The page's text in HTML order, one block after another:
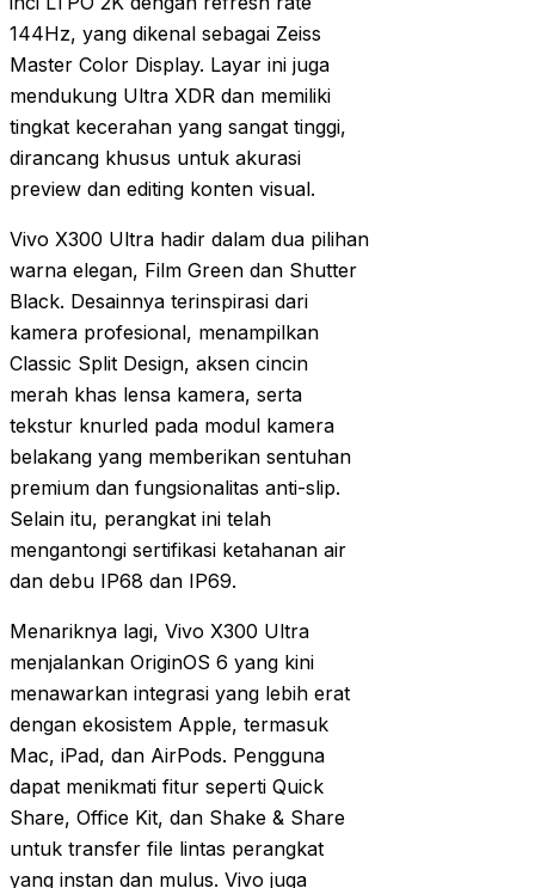
144Hz, yang dikenal sebagai Zeiss
Master Color Display. Layar ini juga
mendukung Ultra XDR dan memiliki
tingkat kecerahan yang sangat tinggi,
dirancang khusus untuk akurasi
preview dan editing konten visual.
Vivo X300 Ultra hadir dalam dua pilihan
warna elegan, Film Green dan Shutter
Black. Desainnya terinspirasi dari
kamera profesional, menampilkan
Classic Split Design, aksen cincin
merah khas lensa kamera, serta
tekstur knurled pada modul kamera
belakang yang memberikan sentuhan
premium dan fungsionalitas anti-slip.
Selain itu, perangkat ini telah
mengantongi sertifikasi ketahanan air
dan debu IP68 dan IP69.
Menariknya lagi, Vivo X300 Ultra
menjalankan OriginOS 6 yang kini
menawarkan integrasi yang lebih erat
dengan ekosistem Apple, termasuk
Mac, iPad, dan AirPods. Pengguna
dapat menikmati fitur seperti Quick
Share, Office Kit, dan Shake & Share
untuk transfer file lintas perangkat
yang instan dan mulus. Vivo juga